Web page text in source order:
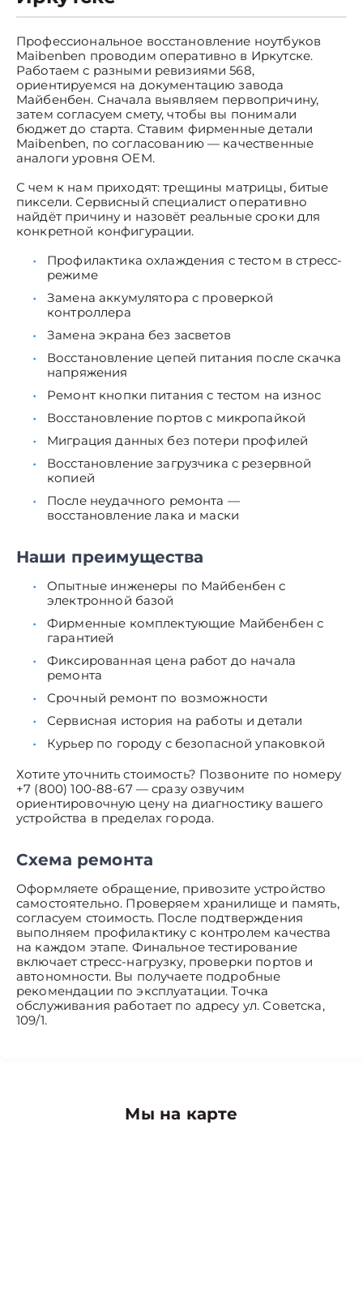
Профессиональное восстановление ноутбуков
Maibenben проводим оперативно в Иркутске.
Работаем с разными ревизиями 568,
ориентируемся на документацию завода
Майбенбен. Сначала выявляем первопричину,
затем согласуем смету, чтобы вы понимали
бюджет до старта. Ставим фирменные детали
Maibenben, по согласованию — качественные
аналоги уровня OEM.
С чем к нам приходят: трещины матрицы, битые
пиксели. Сервисный специалист оперативно
найдёт причину и назовёт реальные сроки для
конкретной конфигурации.
Профилактика охлаждения с тестом в стресс-
режиме
Замена аккумулятора с проверкой
контроллера
Замена экрана без засветов
Восстановление цепей питания после скачка
напряжения
Ремонт кнопки питания с тестом на износ
Восстановление портов с микропайкой
Миграция данных без потери профилей
Восстановление загрузчика с резервной
копией
После неудачного ремонта —
восстановление лака и маски
Наши преимущества
Опытные инженеры по Майбенбен с
электронной базой
Фирменные комплектующие Майбенбен с
гарантией
Фиксированная цена работ до начала
ремонта
Срочный ремонт по возможности
Сервисная история на работы и детали
Курьер по городу с безопасной упаковкой
Хотите уточнить стоимость? Позвоните по номеру
+7 (800) 100-88-67 — сразу озвучим
ориентировочную цену на диагностику вашего
устройства в пределах города.
Схема ремонта
Оформляете обращение, привозите устройство
самостоятельно. Проверяем хранилище и память,
согласуем стоимость. После подтверждения
выполняем профилактику с контролем качества
на каждом этапе. Финальное тестирование
включает стресс-нагрузку, проверки портов и
автономности. Вы получаете подробные
рекомендации по эксплуатации. Точка
обслуживания работает по адресу ул. Советска,
109/1.
Мы на карте